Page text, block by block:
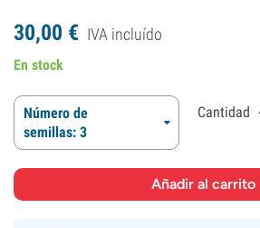
30,00 € IVA incluído
En stock
Número de
semillas: 3
Cantidad